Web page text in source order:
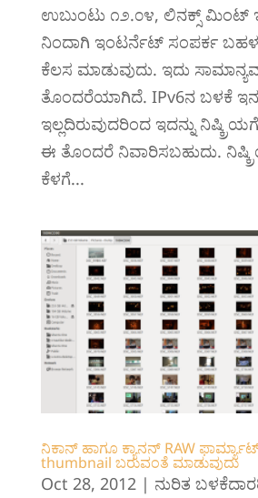
ಉಬುಂಟು ೧೨.೦೪, ಲಿನಕ್ಸ್ ಮಿಂಟ್
ನಿಂದಾಗಿ ಇಂಟರ್ನೆಟ್ ಸಂಪರ್ಕ
ಕೆಲಸ ಮಾಡುವುದು. ಇದು
ತೊಂದರೆಯಾಗಿದೆ. IPv6ನ ಬಳಕೆ
ಇಲ್ಲದಿರುವುದರಿಂದ ಇದನ್ನು
ಈ ತೊಂದರೆ ನಿವಾರಿಸಬಹುದು.
ಕೆಳಗೆ...
ನಿಕಾನ್ ಹಾಗೂ ಕ್ಯಾನನ್ RAW
thumbnail ಬರುವಂತೆ ಮಾಡುವುದು
Oct 28, 2012| ನುರಿತ